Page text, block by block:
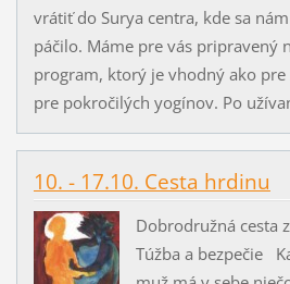
vrátiť do Surya centra, kde sa
páčilo. Máme pre vás pripravený
program, ktorý je vhodný ako pre
pre pokročilých yogínov. Po
10. - 17.10. Cesta hrdinu
Dobrodružná cesta
Túžba a bezpečie